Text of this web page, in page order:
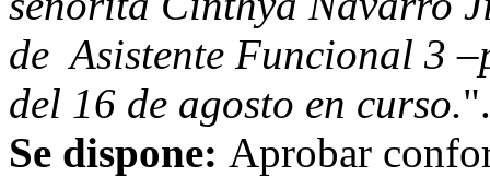
de Asistente Funcional 3
del 16 de agosto en curso.".
Se dispone: Aprobar